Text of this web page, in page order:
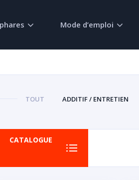
Mode d’emploi
TOUT ADDITIF / ENTRETIEN
CATALOGUE